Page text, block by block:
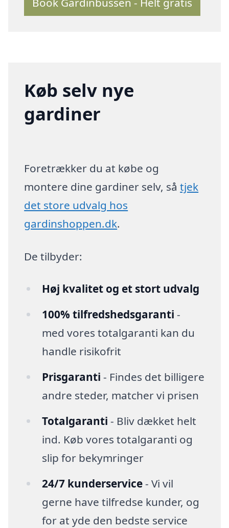
Køb selv nye
gardiner
Foretrækker du at købe og
montere dine gardiner selv, såtjek
det store udvalg hos
gardinshoppen.dk.
De tilbyder:
Høj kvalitet og et stort udvalg
100% tilfredshedsgaranti -
med vores totalgaranti kan du
handle risikofrit
Prisgaranti - Findes det billigere
andre steder, matcher vi prisen
Totalgaranti - Bliv dækket helt
ind. Køb vores totalgaranti og
slip for bekymringer
24/7 kunderservice- Vi vil
gerne have tilfredse kunder, og
for at yde den bedste service